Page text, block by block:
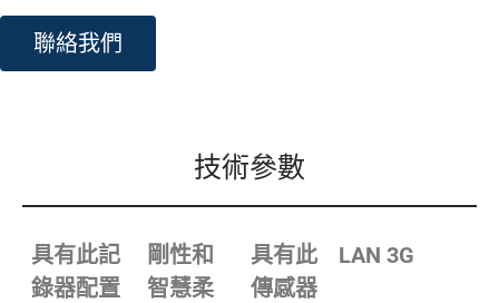
聯絡我們
技術參數
具有此記
錄器配置
剛性和
智慧柔
具有此
傳感器
LAN 3G